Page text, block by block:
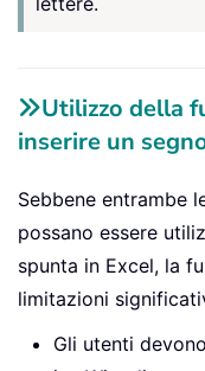
Utilizzo della
inserire un
Sebbene entrambe
possano essere
spunta in Excel, la
limitazioni
Gli utenti